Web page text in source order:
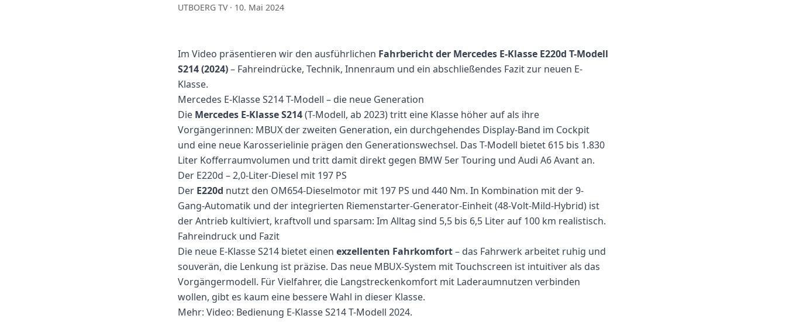
UTBOERG TV · 10. Mai 2024
Im Video präsentieren wir den ausführlichen Fahrbericht der Mercedes E-Klasse E220d T-Modell
S214 (2024)– Fahreindrücke, Technik, Innenraum und ein abschließendes Fazit zur neuen E-
Klasse.
Mercedes E-Klasse S214 T-Modell – die neue Generation
Die Mercedes E-Klasse S214(T-Modell, ab 2023) tritt eine Klasse höher auf als ihre
Vorgängerinnen: MBUX der zweiten Generation, ein durchgehendes Display-Band im Cockpit
und eine neue Karosserielinie prägen den Generationswechsel. Das T-Modell bietet 615 bis 1.830
Liter Kofferraumvolumen und tritt damit direkt gegen BMW 5er Touring und Audi A6 Avant an.
Der E220d – 2,0-Liter-Diesel mit 197 PS
Der E220d nutzt den OM654-Dieselmotor mit 197 PS und 440 Nm. In Kombination mit der 9-
Gang-Automatik und der integrierten Riemenstarter-Generator-Einheit (48-Volt-Mild-Hybrid) ist
der Antrieb kultiviert, kraftvoll und sparsam: Im Alltag sind 5,5 bis 6,5 Liter auf 100 km realistisch.
Fahreindruck und Fazit
Die neue E-Klasse S214 bietet einen exzellenten Fahrkomfort– das Fahrwerk arbeitet ruhig und
souverän, die Lenkung ist präzise. Das neue MBUX-System mit Touchscreen ist intuitiver als das
Vorgängermodell. Für Vielfahrer, die Langstreckenkomfort mit Laderaumnutzen verbinden
wollen, gibt es kaum eine bessere Wahl in dieser Klasse.
Mehr: Video: Bedienung E-Klasse S214 T-Modell 2024.